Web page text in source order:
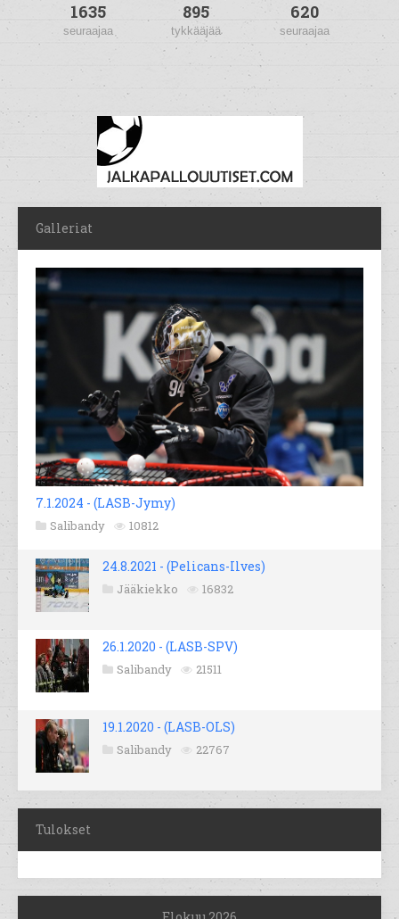
1635
seuraajaa
895
tykkääjää
620
seuraajaa
Galleriat
7.1.2024 - (LASB-Jymy)
Salibandy 10812
24.8.2021 - (Pelicans-Ilves)
Jääkiekko 16832
26.1.2020 - (LASB-SPV)
Salibandy 21511
19.1.2020 - (LASB-OLS)
Salibandy 22767
Tulokset